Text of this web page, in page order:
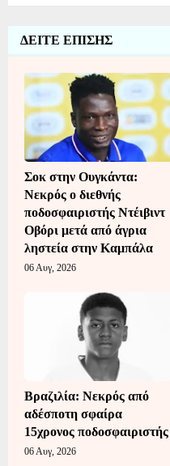
ΔΕΙΤΕ ΕΠΙΣΗΣ
Σοκ στην Ουγκάντα:
Νεκρός ο διεθνής
ποδοσφαιριστής Ντέιβιντ
Οβόρι μετά από άγρια
ληστεία στην Καμπάλα
06 Αυγ, 2026
Βραζιλία: Νεκρός από
αδέσποτη σφαίρα
15χρονος ποδοσφαιριστής
06 Αυγ, 2026